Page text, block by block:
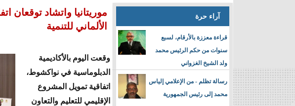
https://m.youtube.com/watch?v=GN10qW4W4hQ
آراء حرة
قراءة معززة بالأرقام، لسبع
سنوات من حكم الرئيس محمد
ولد الشيخ الغزواني
رسالة تظلم - من الإعلامي إلياس
محمد إلى رئيس الجمهورية
موريتانيا واتشاد توقعان
الألماني للتنمية
وقعت اليوم بالأكاديمية
الدبلوماسية في نواكشوط،
اتفاقية تمويل المشروع
الإقليمي للتعليم والتعاون